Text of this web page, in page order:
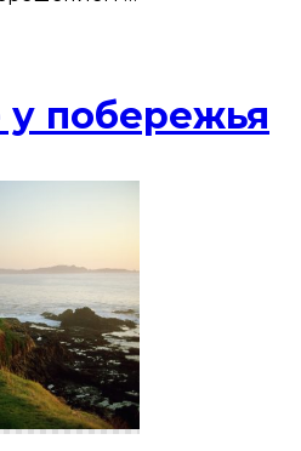
у побережья